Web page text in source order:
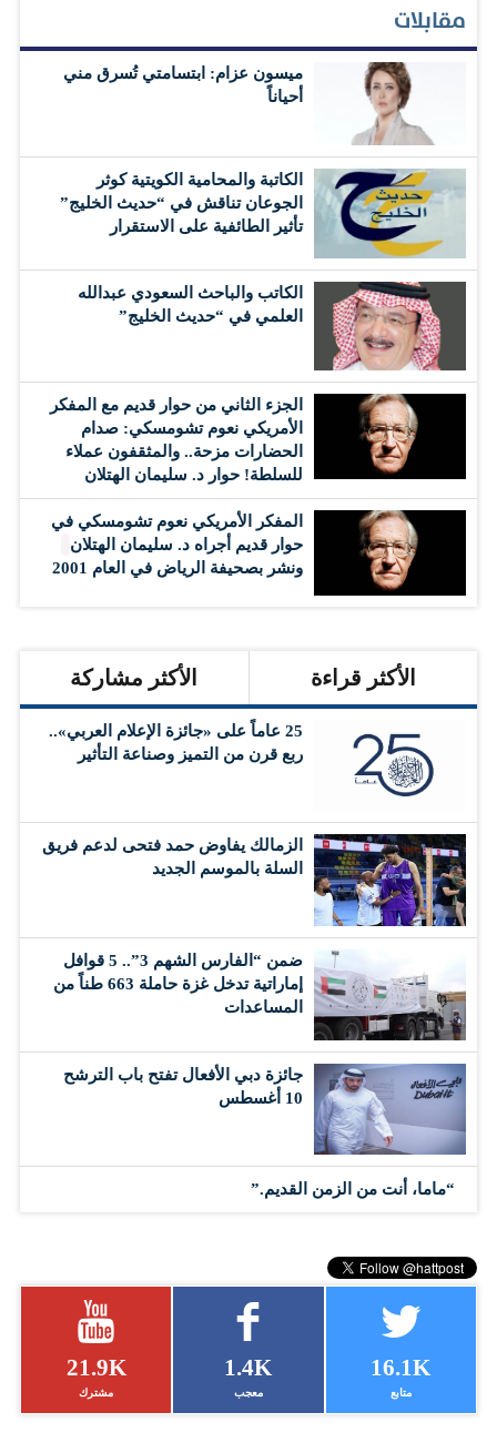
مقابلات
ميسون عزام: ابتسامتي تُسرق مني
أحياناً
الكاتبة والمحامية الكويتية كوثر
الجوعان تناقش في “حديث الخليج”
تأثير الطائفية على الاستقرار
الكاتب والباحث السعودي عبدالله
العلمي في “حديث الخليج”
الجزء الثاني من حوار قديم مع المفكر
الأمريكي نعوم تشومسكي: صدام
الحضارات مزحة.. والمثقفون عملاء
للسلطة! حوار د. سليمان الهتلان
المفكر الأمريكي نعوم تشومسكي في
حوار قديم أجراه د. سليمان الهتلان
ونشر بصحيفة الرياض في العام 2001
الأكثر قراءة الأكثر مشاركة
25 عاماً على «جائزة الإعلام العربي»..
ربع قرن من التميز وصناعة التأثير
الزمالك يفاوض حمد فتحى لدعم فريق
السلة بالموسم الجديد
ضمن “الفارس الشهم 3”.. 5 قوافل
إماراتية تدخل غزة حاملة 663 طناً من
المساعدات
جائزة دبي الأفعال تفتح باب الترشح
10 أغسطس
“ماما، أنت من الزمن القديم.”
21.9K
مشترك
1.4K
معجب
16.1K
متابع